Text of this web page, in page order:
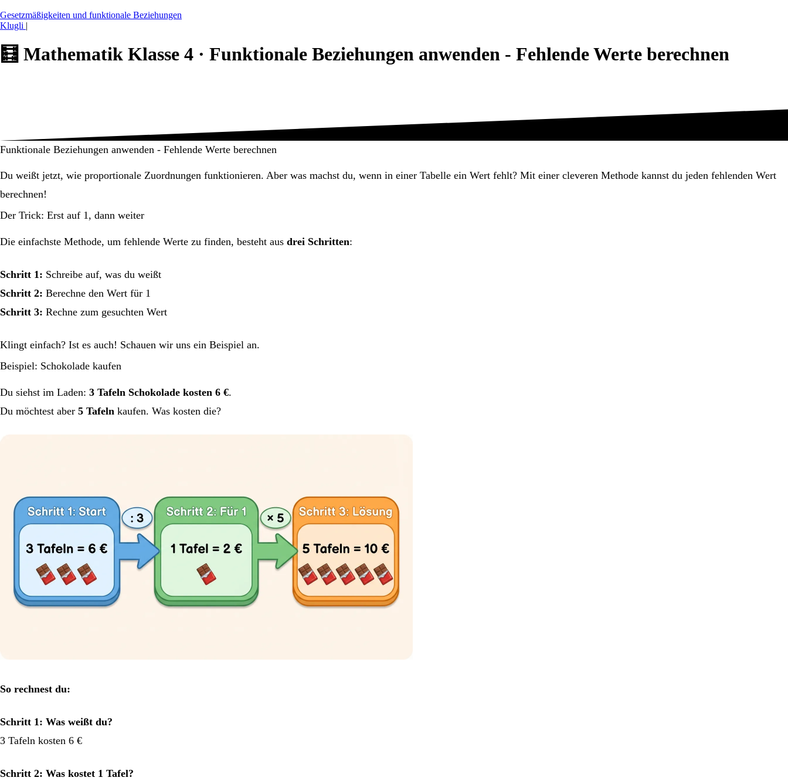
Gesetzmäßigkeiten und funktionale Beziehungen
Klugli |
🧮 Mathematik Klasse 4 · Funktionale Beziehungen anwenden - Fehlende Werte berechnen
Funktionale Beziehungen anwenden - Fehlende Werte berechnen
Du weißt jetzt, wie proportionale Zuordnungen funktionieren. Aber was machst du, wenn in einer Tabelle ein Wert fehlt? Mit einer cleveren Methode kannst du jeden fehlenden Wert
berechnen!
Der Trick: Erst auf 1, dann weiter
Die einfachste Methode, um fehlende Werte zu finden, besteht aus drei Schritten:
Schritt 1: Schreibe auf, was du weißt
Schritt 2: Berechne den Wert für 1
Schritt 3: Rechne zum gesuchten Wert
Klingt einfach? Ist es auch! Schauen wir uns ein Beispiel an.
Beispiel: Schokolade kaufen
Du siehst im Laden: 3 Tafeln Schokolade kosten 6 €.
Du möchtest aber 5 Tafeln kaufen. Was kosten die?
So rechnest du:
Schritt 1: Was weißt du?
3 Tafeln kosten 6 €
Schritt 2: Was kostet 1 Tafel?